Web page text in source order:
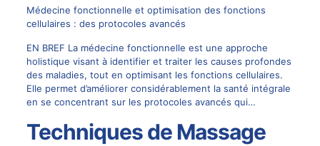
Médecine fonctionnelle et optimisation des fonctions
cellulaires : des protocoles avancés
EN BREF La médecine fonctionnelle est une approche
holistique visant à identifier et traiter les causes profondes
des maladies, tout en optimisant les fonctions cellulaires.
Elle permet d’améliorer considérablement la santé intégrale
en se concentrant sur les protocoles avancés qui…
Techniques de Massage